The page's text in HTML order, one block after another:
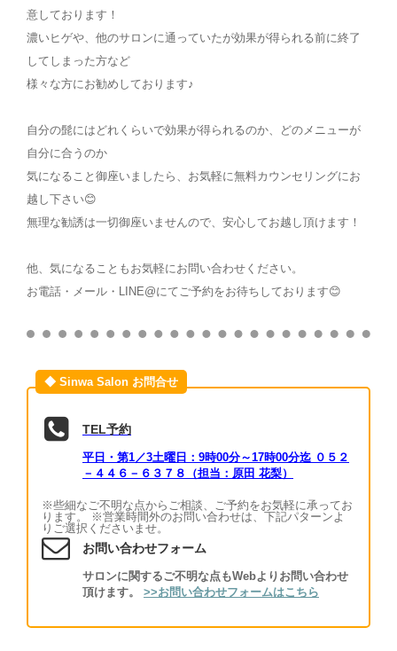
意しております！
濃いヒゲや、他のサロンに通っていたが効果が得られる前に終了
してしまった方など
様々な方にお勧めしております♪
自分の髭にはどれくらいで効果が得られるのか、どのメニューが
自分に合うのか
気になること御座いましたら、お気軽に無料カウンセリングにお
越し下さい😊
無理な勧誘は一切御座いませんので、安心してお越し頂けます！
他、気になることもお気軽にお問い合わせください。
お電話・メール・LINE@にてご予約をお待ちしております😊
◆ Sinwa Salon お問合せ
TEL予約
平日・第1／3土曜日：9時00分～17時00分迄 ０５２
－４４６－６３７８（担当：原田 花梨）
※些細なご不明な点からご相談、ご予約をお気軽に承ってお
ります。 ※営業時間外のお問い合わせは、下記パターンよ
りご選択くださいませ。
お問い合わせフォーム
サロンに関するご不明な点もWebよりお問い合わせ
頂けます。
>>お問い合わせフォームはこちら